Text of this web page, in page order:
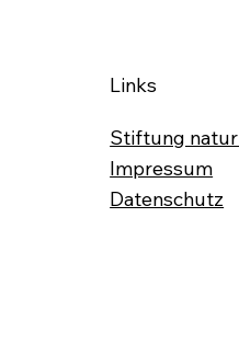
Links
Stiftung
Impressum
Datenschutz